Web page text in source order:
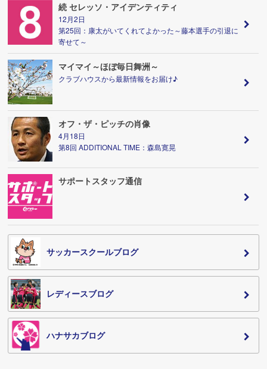
続 セレッソ・アイデンティティ
12月2日
第25回：康太がいてくれてよかった～藤本選手の引退に
寄せて～
マイマイ～ほぼ毎日舞洲～
クラブハウスから最新情報をお届け♪
オフ・ザ・ピッチの肖像
4月18日
第8回 ADDITIONAL TIME：森島寛晃
サポートスタッフ通信
サッカースクールブログ
レディースブログ
ハナサカブログ